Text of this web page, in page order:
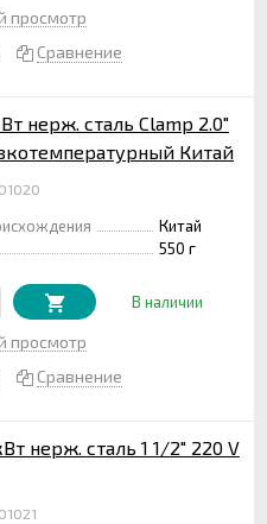
просмотр
Сравнение
нерж. сталь Clamp 2.0"
Китай
Китай
550 г
В наличии
просмотр
Сравнение
нерж. сталь 1 1/2" 220 V